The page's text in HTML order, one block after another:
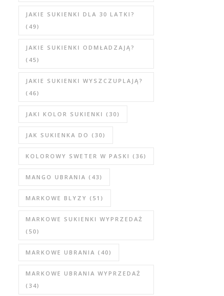
JAKIE SUKIENKI DLA 30 LATKI?
(49)
JAKIE SUKIENKI ODMŁADZAJĄ?
(45)
JAKIE SUKIENKI WYSZCZUPLAJĄ?
(46)
JAKI KOLOR SUKIENKI (30)
JAK SUKIENKA DO (30)
KOLOROWY SWETER W PASKI (36)
MANGO UBRANIA (43)
MARKOWE BLYZY (51)
MARKOWE SUKIENKI WYPRZEDAŻ
(50)
MARKOWE UBRANIA (40)
MARKOWE UBRANIA WYPRZEDAŻ
(34)